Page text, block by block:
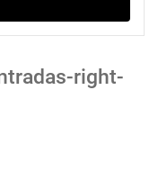
right-